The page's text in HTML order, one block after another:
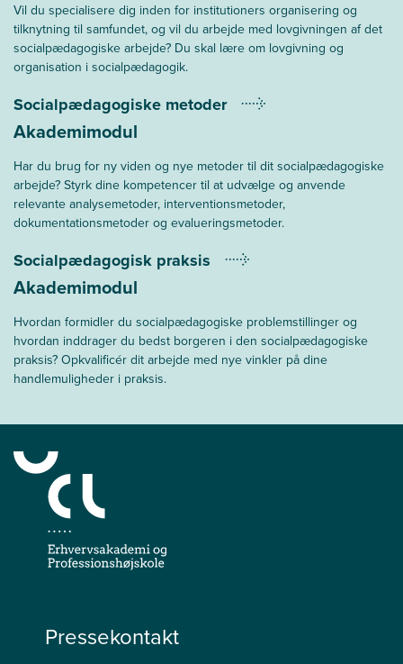
Vil du specialisere dig inden for institutioners organisering og
tilknytning til samfundet, og vil du arbejde med lovgivningen af det
socialpædagogiske arbejde? Du skal lære om lovgivning og
organisation i socialpædagogik.
Socialpædagogiske metoder
Akademimodul
Har du brug for ny viden og nye metoder til dit socialpædagogiske
arbejde? Styrk dine kompetencer til at udvælge og anvende
relevante analysemetoder, interventionsmetoder,
dokumentationsmetoder og evalueringsmetoder.
Socialpædagogisk praksis
Akademimodul
Hvordan formidler du socialpædagogiske problemstillinger og
hvordan inddrager du bedst borgeren i den socialpædagogiske
praksis? Opkvalificér dit arbejde med nye vinkler på dine
handlemuligheder i praksis.
Pressekontakt